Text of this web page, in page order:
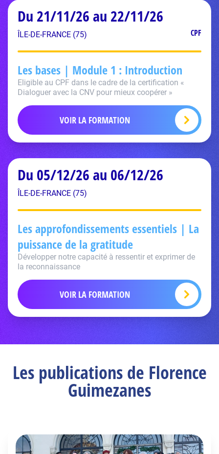
Du 21/11/26 au 22/11/26
ÎLE-DE-FRANCE (75) CPF
Les bases | Module 1 : Introduction
Eligible au CPF dans le cadre de la certification «
Dialoguer avec la CNV pour mieux coopérer »
VOIR LA FORMATION
Du 05/12/26 au 06/12/26
ÎLE-DE-FRANCE (75)
Les approfondissements essentiels | La
puissance de la gratitude
Développer notre capacité à ressentir et exprimer de
la reconnaissance
VOIR LA FORMATION
Les publications de Florence
Guimezanes